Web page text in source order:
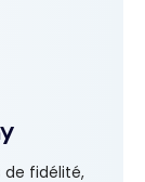
de fidélité,